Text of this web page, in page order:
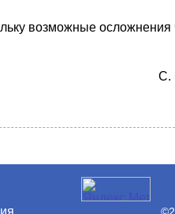
возможные осложнения
C.